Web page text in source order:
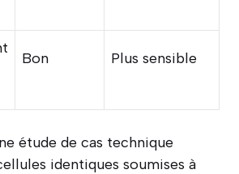
Bon Plus sensible
étude de cas technique
identiques soumises à